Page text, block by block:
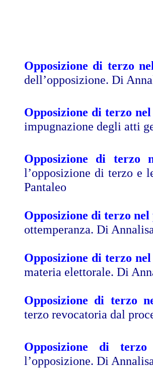
Opposizione di terzo
dell’opposizione. Di
Opposizione di terzo
impugnazione degli atti
Opposizione di terzo
l’opposizione di terzo e
Pantaleo
Opposizione di terzo
ottemperanza. Di
Opposizione di terzo
materia elettorale. Di
Opposizione di terzo
terzo revocatoria dal
Opposizione di
l’opposizione. Di